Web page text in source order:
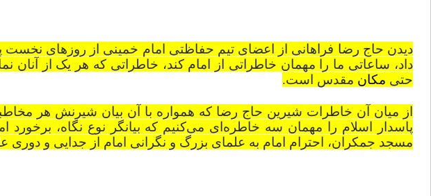
دیدن حاج رضا فراهانی از اعضای تیم حفاظتی امام خمینی از روزهای نخست
داد، ساعاتی ما را مهمان خاطراتی از امام کند، خاطراتی که هر یک از آنان
حتی مکان مقدس است.
از میان آن خاطرات شیرین حاج رضا که همواره با آن بیان شیرنش هر
پاسدار اسلام را مهمان سه خاطره‌ای می‌کنیم که بیانگر نوع نگاه، برخورد
مسجد جمکران، احترام امام به علمای بزرگ و نگرانی امام از جدایی و دوری